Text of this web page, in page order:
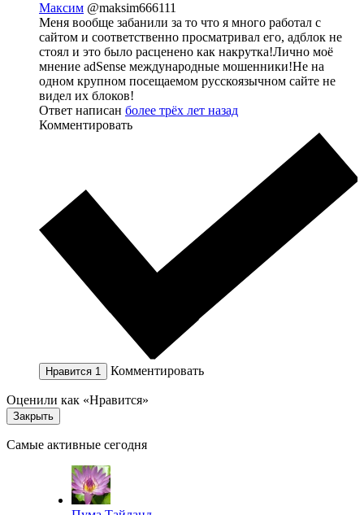
Максим @maksim666111
Меня вообще забанили за то что я много работал с
сайтом и соответственно просматривал его, адблок не
стоял и это было расценено как накрутка!Лично моё
мнение adSense международные мошенники!Не на
одном крупном посещаемом русскоязычном сайте не
видел их блоков!
Ответ написан более трёх лет назад
Комментировать
Нравится 1 Комментировать
Оценили как «Нравится»
Закрыть
Самые активные сегодня